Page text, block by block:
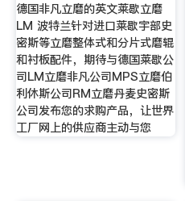
德国非凡立磨的英文莱歇立磨
LM 波特兰针对进口莱歇宇部史
密斯等立磨整体式和分片式磨辊
和衬板配件，期待与德国莱歇公
司LM立磨非凡公司MPS立磨伯
利休斯公司RM立磨丹麦史密斯
公司发布您的求购产品，让世界
工厂网上的供应商主动与您